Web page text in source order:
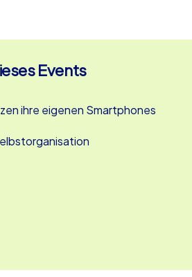
Events
ihre eigenen Smartphones